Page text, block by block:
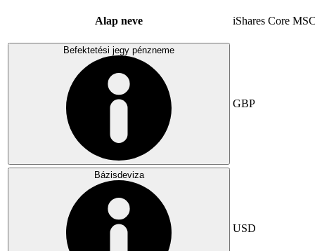
Alap neve iShares Core
Befektetési jegy pénzneme
GBP
Bázisdeviza
USD